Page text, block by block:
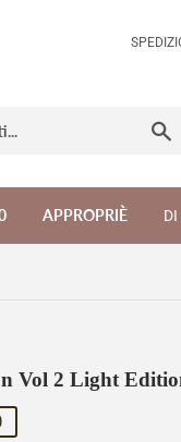
APPROPRIÈ DI
Vol 2 Light